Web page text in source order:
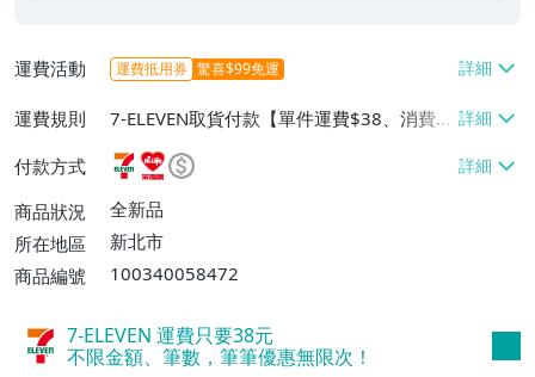
運費活動 運費抵用券 驚喜$99免運
運費規則
7-ELEVEN取貨付款【單件運費$38、消費滿
$3000免運費】、萊爾富取貨付款【單件運
費$60、消費滿$3000免運費】、郵局掛號
【單件運費$50、消費滿$3000免運費】
付款方式
商品狀況
全新品
所在地區
新北市
商品編號
100340058472
7-ELEVEN 運費只要38元
不限金額、筆數，筆筆優惠無限次！